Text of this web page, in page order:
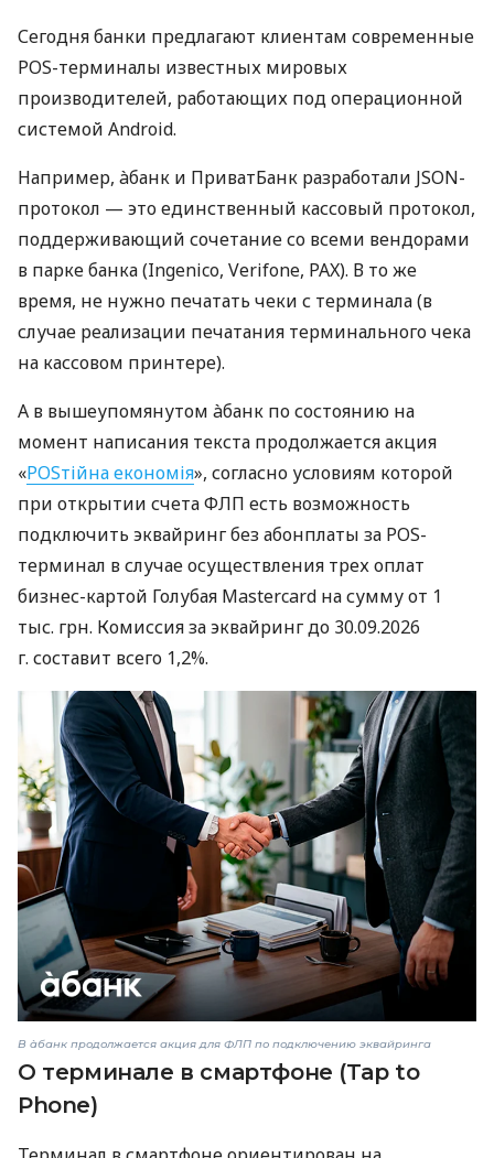
Сегодня банки предлагают клиентам современные
POS-терминалы известных мировых
производителей, работающих под операционной
системой Android.
Например, àбанк и ПриватБанк разработали JSON-
протокол — это единственный кассовый протокол,
поддерживающий сочетание со всеми вендорами
в парке банка (Ingenico, Verifone, PAX). В то же
время, не нужно печатать чеки с терминала (в
случае реализации печатания терминального чека
на кассовом принтере).
А в вышеупомянутом àбанк по состоянию на
момент написания текста продолжается акция
«POSтійна економія», согласно условиям которой
при открытии счета ФЛП есть возможность
подключить эквайринг без абонплаты за POS-
терминал в случае осуществления трех оплат
бизнес-картой Голубая Mastercard на сумму от 1
тыс. грн. Комиссия за эквайринг до 30.09.2026
г. составит всего 1,2%.
В àбанк продолжается акция для ФЛП по подключению эквайринга
О терминале в смартфоне (Tap to
Phone)